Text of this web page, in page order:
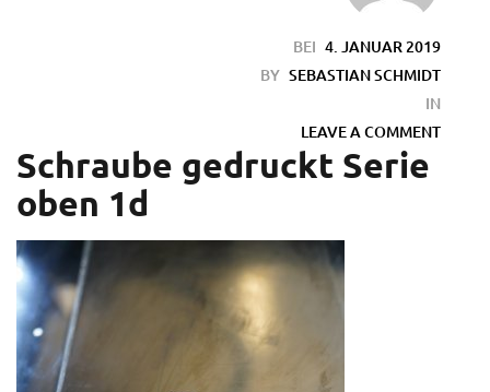
BEI 4. JANUAR 2019
BY SEBASTIAN SCHMIDT
IN
LEAVE A COMMENT
Schraube gedruckt Serie
oben 1d